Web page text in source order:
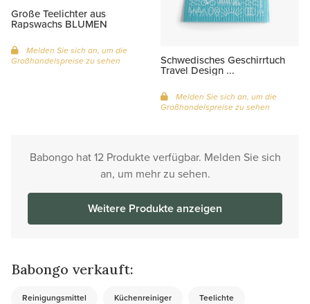
Große Teelichter aus
Rapswachs BLUMEN
Melden Sie sich an, um die
Großhandelspreise zu sehen
Schwedisches Geschirrtuch
Travel Design ...
Melden Sie sich an, um die
Großhandelspreise zu sehen
Babongo hat 12 Produkte verfügbar. Melden Sie sich
an, um mehr zu sehen.
Weitere Produkte anzeigen
Babongo verkauft:
Reinigungsmittel Küchenreiniger Teelichte